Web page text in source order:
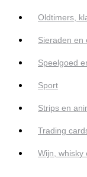
Oldtimers,
Sieraden en
Speelgoed
Sport
Strips en
Trading
Wijn, whisky